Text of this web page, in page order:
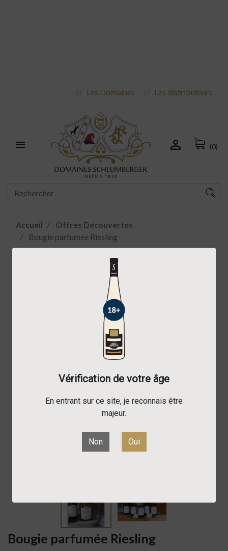
Vérification de votre âge
En entrant sur ce site, je reconnais être
majeur.
Non Oui
Les Domaines Les distributeurs
  (0)
Accueil
Offres Découvertes
Bougie parfumée Riesling
Bougie parfumée Riesling